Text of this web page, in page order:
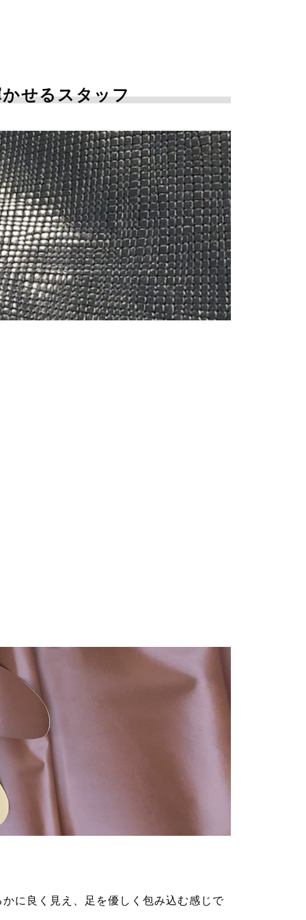
せるスタッフ
に良く見え、足を優しく包み込む感じで